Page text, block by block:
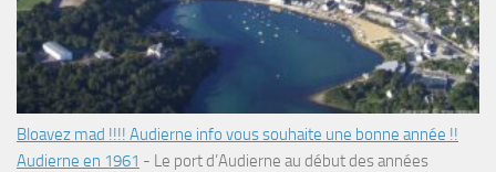
Bloavez mad !!!! Audierne info vous souhaite une bonne année !!
Audierne en 1961 - Le port d’Audierne au début des années